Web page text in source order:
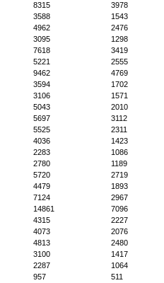
8315 3978
3588 1543
4962 2476
3095 1298
7618 3419
5221 2555
9462 4769
3594 1702
3106 1571
5043 2010
5697 3112
5525 2311
4036 1423
2283 1086
2780 1189
5720 2719
4479 1893
7124 2967
14861 7096
4315 2227
4073 2076
4813 2480
3100 1417
2287 1064
957 511